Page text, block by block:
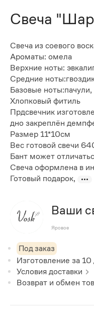
Свеча
Свеча из соевого
Ароматы: омела
Верхние ноты:
Средние
Базовые ноты:пачули,
Хлопковый фитиль
Прдсвечник
дно закреплён
Размер 11*10см
Вес готовой свечи
Бант может
Свеча оформлена в
Готовый подарок,
Ваши
Яровое
Под заказ
Изготовление за 10
Условия доставки
Возврат и обмен